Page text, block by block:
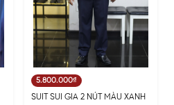
5.800.000₫
SUIT SUI GIA 2 NÚT MÀU XANH